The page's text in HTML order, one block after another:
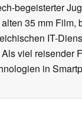
begeisterter
35 mm Film,
IT-
viel reisender
in